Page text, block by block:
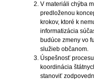
V materiáli chýba
predloženou
krokov, ktoré k
informatizácia
budúce zmeny vo
služieb občanom.
Úspešnosť
koordinácia
stanoviť